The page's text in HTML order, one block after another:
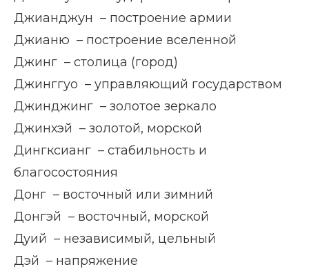
Джианджун – построение армии
Джианю – построение вселенной
Джинг – столица (город)
Джинггуо – управляющий государством
Джинджинг – золотое зеркало
Джинхэй – золотой, морской
Дингксианг – стабильность и
благосостояния
Донг – восточный или зимний
Донгэй – восточный, морской
Дуий – независимый, цельный
Дэй – напряжение